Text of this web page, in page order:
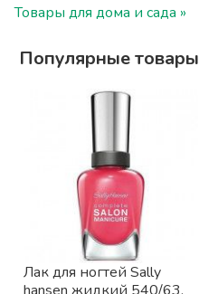
Товары для дома и сада »
Популярные товары
Лак для ногтей Sally